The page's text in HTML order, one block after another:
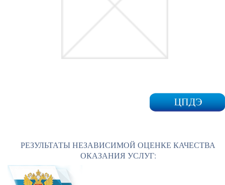
РЕЗУЛЬТАТЫ НЕЗАВИСИМОЙ ОЦЕНКЕ КАЧЕСТВА
ОКАЗАНИЯ УСЛУГ: